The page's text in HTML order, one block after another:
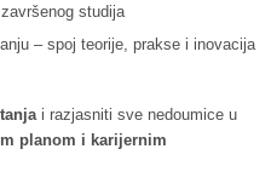
studija
– spoj teorije, prakse i inovacija
i razjasniti sve nedoumice u
planom i karijernim